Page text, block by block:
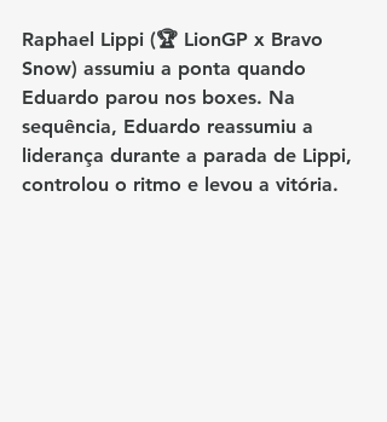
Raphael Lippi (🏆 LionGP x Bravo
Snow) assumiu a ponta quando
Eduardo parou nos boxes. Na
sequência, Eduardo reassumiu a
liderança durante a parada de Lippi,
controlou o ritmo e levou a vitória.